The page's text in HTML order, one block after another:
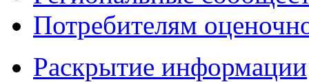
Потребителям
Раскрытие информации